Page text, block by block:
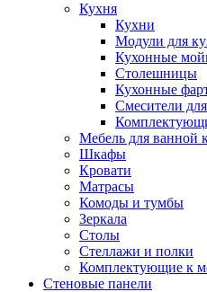
Кухня
Кухни
Модули для
Кухонные
Столешницы
Кухонные
Смесители
Мебель для ванной
Шкафы
Кровати
Матрасы
Комоды и тумбы
Зеркала
Столы
Стеллажи и полки
Комплектующие к
Стеновые панели